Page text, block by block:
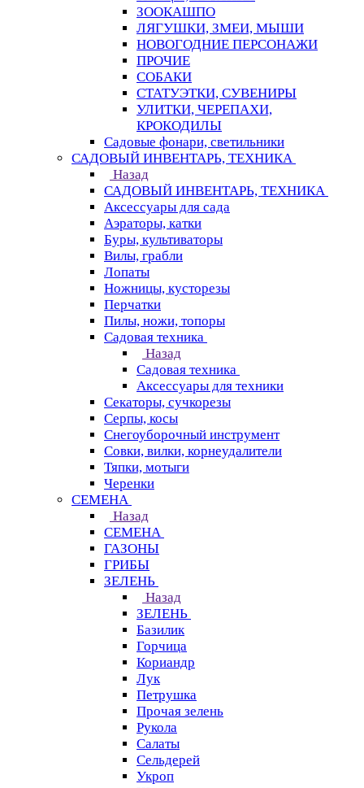
ЗООКАШПО
ЛЯГУШКИ, ЗМЕИ, МЫШИ
НОВОГОДНИЕ ПЕРСОНАЖИ
ПРОЧИЕ
СОБАКИ
СТАТУЭТКИ, СУВЕНИРЫ
УЛИТКИ, ЧЕРЕПАХИ,
КРОКОДИЛЫ
Садовые фонари, светильники
САДОВЫЙ ИНВЕНТАРЬ, ТЕХНИКА
Назад
САДОВЫЙ ИНВЕНТАРЬ, ТЕХНИКА
Аксессуары для сада
Аэраторы, катки
Буры, культиваторы
Вилы, грабли
Лопаты
Ножницы, кусторезы
Перчатки
Пилы, ножи, топоры
Садовая техника
Назад
Садовая техника
Аксессуары для техники
Секаторы, сучкорезы
Серпы, косы
Снегоуборочный инструмент
Совки, вилки, корнеудалители
Тяпки, мотыги
Черенки
СЕМЕНА
Назад
СЕМЕНА
ГАЗОНЫ
ГРИБЫ
ЗЕЛЕНЬ
Назад
ЗЕЛЕНЬ
Базилик
Горчица
Кориандр
Лук
Петрушка
Прочая зелень
Рукола
Салаты
Сельдерей
Укроп